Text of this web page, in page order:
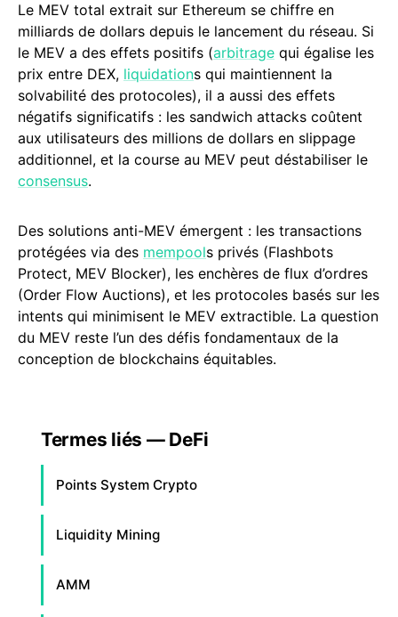
Le MEV total extrait sur Ethereum se chiffre en
milliards de dollars depuis le lancement du réseau. Si
le MEV a des effets positifs (arbitrage qui égalise les
prix entre DEX, liquidations qui maintiennent la
solvabilité des protocoles), il a aussi des effets
négatifs significatifs : les sandwich attacks coûtent
aux utilisateurs des millions de dollars en slippage
additionnel, et la course au MEV peut déstabiliser le
consensus.
Des solutions anti-MEV émergent : les transactions
protégées via des mempools privés (Flashbots
Protect, MEV Blocker), les enchères de flux d’ordres
(Order Flow Auctions), et les protocoles basés sur les
intents qui minimisent le MEV extractible. La question
du MEV reste l’un des défis fondamentaux de la
conception de blockchains équitables.
Termes liés — DeFi
Points System Crypto
Liquidity Mining
AMM